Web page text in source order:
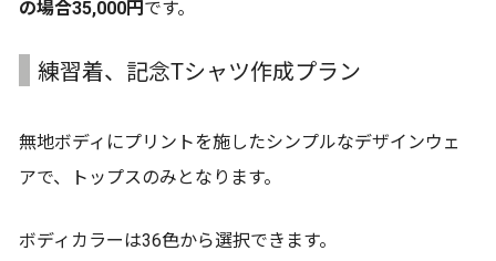
の場合35,000円 です。
練習着、記念Tシャツ作成プラン
無地ボディにプリントを施したシンプルなデザインウェ
アで、トップスのみとなります。
ボディカラーは36色から選択できます。